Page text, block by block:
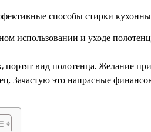
использовании и уходе
вид полотенца. Желание
Зачастую это напрасные